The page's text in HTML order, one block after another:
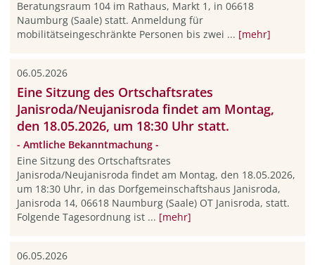
Beratungsraum 104 im Rathaus, Markt 1, in 06618
Naumburg (Saale) statt. Anmeldung für
mobilitätseingeschränkte Personen bis zwei ... [mehr]
06.05.2026
Eine Sitzung des Ortschaftsrates
Janisroda/Neujanisroda findet am Montag,
den 18.05.2026, um 18:30 Uhr statt.
- Amtliche Bekanntmachung -
Eine Sitzung des Ortschaftsrates
Janisroda/Neujanisroda findet am Montag, den 18.05.2026,
um 18:30 Uhr, in das Dorfgemeinschaftshaus Janisroda,
Janisroda 14, 06618 Naumburg (Saale) OT Janisroda, statt.
Folgende Tagesordnung ist ... [mehr]
06.05.2026